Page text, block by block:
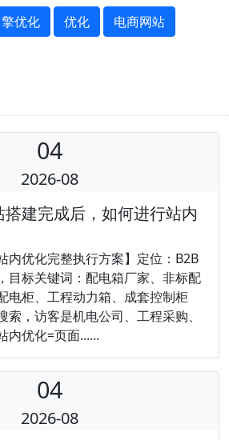
优化 优化
电商网站
04
2026-08
建完成后，如何进行站内
内优化完整执行方案】定位：B2B
目标关键词：配电箱厂家、非标配
电柜、工程动力箱、成套控制柜
，访客是机电公司、工程采购、
内优化=页面......
04
2026-08